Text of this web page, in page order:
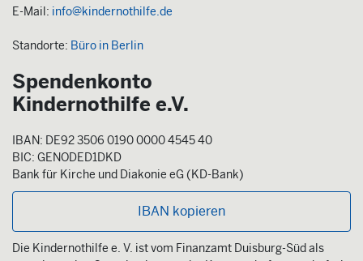
E-Mail: info@kindernothilfe.de
Standorte: Büro in Berlin
Spendenkonto
Kindernothilfe e.V.
IBAN: DE92 3506 0190 0000 4545 40
BIC: GENODED1DKD
Bank für Kirche und Diakonie eG (KD-Bank)
IBAN kopieren
Die Kindernothilfe e. V. ist vom Finanzamt Duisburg-Süd als